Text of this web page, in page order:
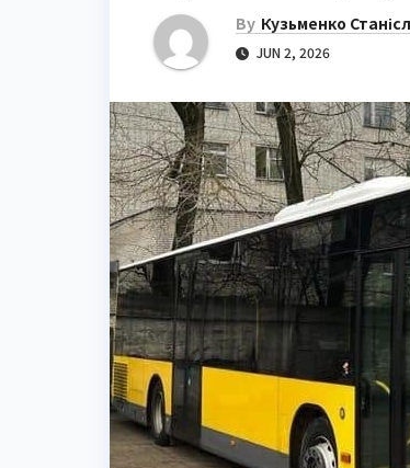
By Кузьменко
JUN 2, 2026